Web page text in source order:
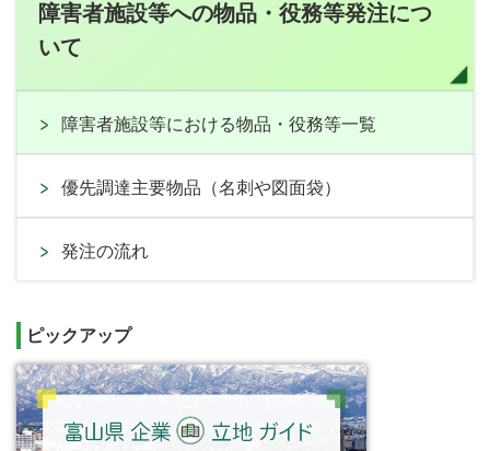
障害者施設等への物品・役務等発注につ
いて
障害者施設等における物品・役務等一覧
優先調達主要物品（名刺や図面袋）
発注の流れ
ピックアップ